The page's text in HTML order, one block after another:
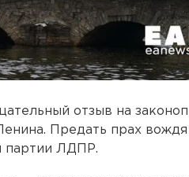
отзыв на
Предать прах
партии ЛДПР.